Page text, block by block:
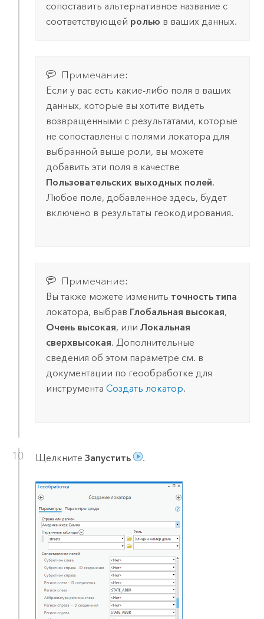
сопоставить альтернативное название с
соответствующей ролью в ваших данных.
Примечание:
Если у вас есть какие-либо поля в ваших
данных, которые вы хотите видеть
возвращенными с результатами, которые
не сопоставлены с полями локатора для
выбранной выше роли, вы можете
добавить эти поля в качестве
Пользовательских выходных полей.
Любое поле, добавленное здесь, будет
включено в результаты геокодирования.
Примечание:
Вы также можете изменить точность типа
локатора, выбрав Глобальная высокая,
Очень высокая, или Локальная
сверхвысокая. Дополнительные
сведения об этом параметре см. в
документации по геообработке для
инструмента Создать локатор.
Щелкните Запустить .